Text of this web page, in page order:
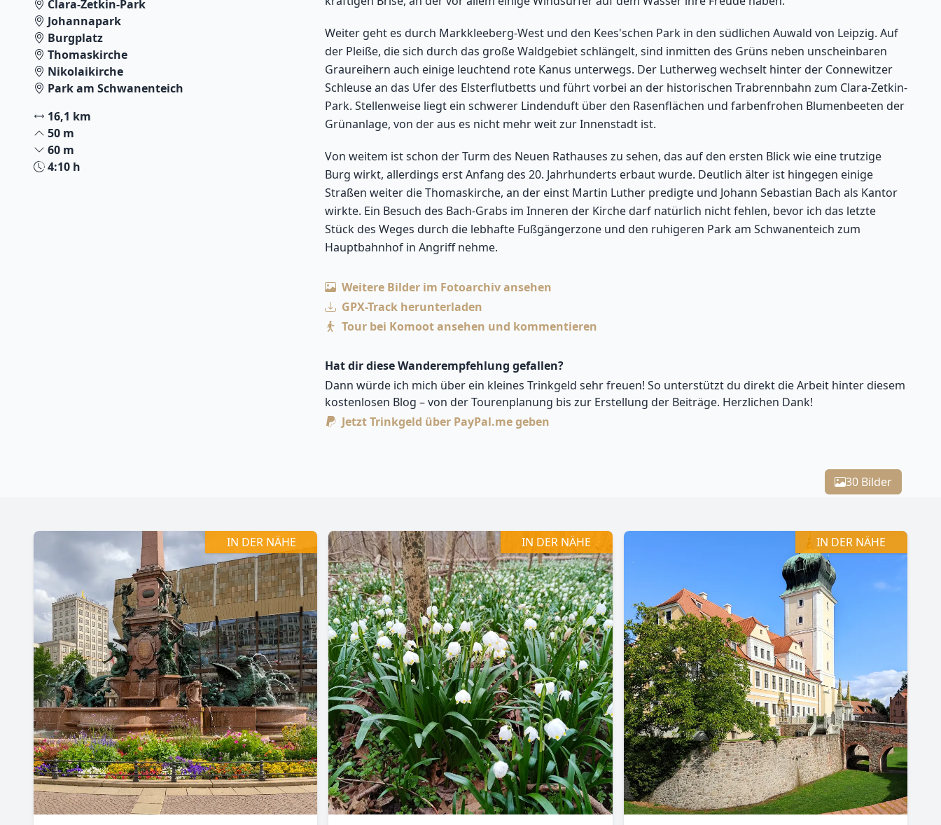
Clara-Zetkin-Park
Johannapark
Burgplatz
Thomaskirche
Nikolaikirche
Park am Schwanenteich
16,1 km
50 m
60 m
4:10 h
Weiter geht es durch Markkleeberg-West und den Kees'schen Park in den südlichen Auwald von Leipzig. Auf
der Pleiße, die sich durch das große Waldgebiet schlängelt, sind inmitten des Grüns neben unscheinbaren
Graureihern auch einige leuchtend rote Kanus unterwegs. Der Lutherweg wechselt hinter der Connewitzer
Schleuse an das Ufer des Elsterflutbetts und führt vorbei an der historischen Trabrennbahn zum Clara-Zetkin-
Park. Stellenweise liegt ein schwerer Lindenduft über den Rasenflächen und farbenfrohen Blumenbeeten der
Grünanlage, von der aus es nicht mehr weit zur Innenstadt ist.
Von weitem ist schon der Turm des Neuen Rathauses zu sehen, das auf den ersten Blick wie eine trutzige
Burg wirkt, allerdings erst Anfang des 20. Jahrhunderts erbaut wurde. Deutlich älter ist hingegen einige
Straßen weiter die Thomaskirche, an der einst Martin Luther predigte und Johann Sebastian Bach als Kantor
wirkte. Ein Besuch des Bach-Grabs im Inneren der Kirche darf natürlich nicht fehlen, bevor ich das letzte
Stück des Weges durch die lebhafte Fußgängerzone und den ruhigeren Park am Schwanenteich zum
Hauptbahnhof in Angriff nehme.
Weitere Bilder im Fotoarchiv ansehen
GPX-Track herunterladen
Tour bei Komoot ansehen und kommentieren
Hat dir diese Wanderempfehlung gefallen?
Dann würde ich mich über ein kleines Trinkgeld sehr freuen! So unterstützt du direkt die Arbeit hinter diesem
kostenlosen Blog – von der Tourenplanung bis zur Erstellung der Beiträge. Herzlichen Dank!
Jetzt Trinkgeld über PayPal.me geben
30 Bilder
IN DER NÄHE IN DER NÄHE IN DER NÄHE